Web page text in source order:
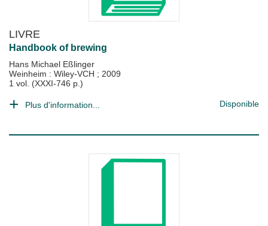
LIVRE
Handbook of brewing
Hans Michael Eßlinger
Weinheim : Wiley-VCH ; 2009
1 vol. (XXXI-746 p.)
Plus d'information... Disponible